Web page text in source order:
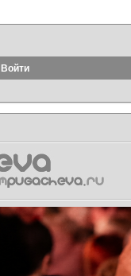
Войти